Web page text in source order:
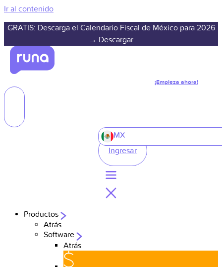
Ir al contenido
GRATIS: Descarga el Calendario Fiscal de México para 2026
→ Descargar
¡Empieza ahora!
MX
Ingresar
Productos
Atrás
Software
Atrás